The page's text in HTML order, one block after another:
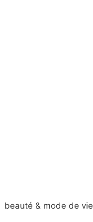
beauté & mode de vie